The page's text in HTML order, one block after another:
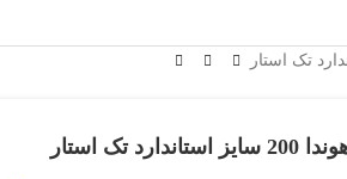
تک استار